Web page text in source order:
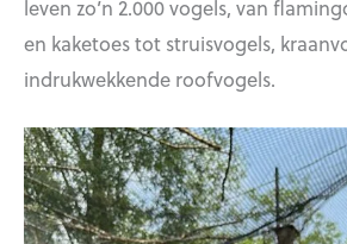
leven zo’n 2.000 vogels, van
en kaketoes tot struisvogels,
indrukwekkende roofvogels.